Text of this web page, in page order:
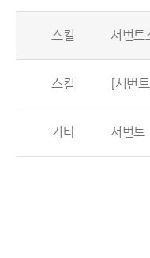
스킬 서번트
스킬 [서번
기타 서번트